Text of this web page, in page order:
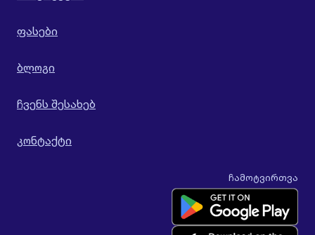
ფასები
ბლოგი
ჩვენს შესახებ
კონტაქტი
ჩამოტვირთვა